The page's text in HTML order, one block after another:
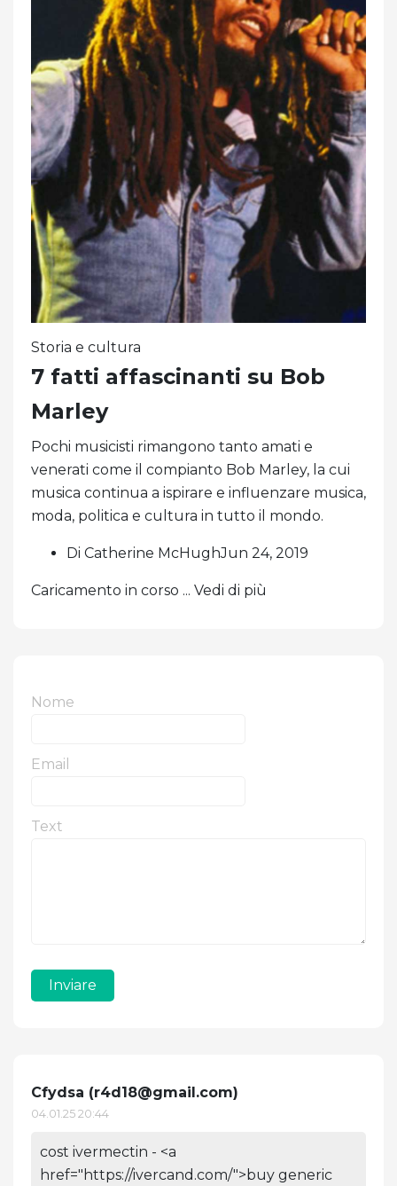
Storia e cultura
7 fatti affascinanti su Bob
Marley
Pochi musicisti rimangono tanto amati e
venerati come il compianto Bob Marley, la cui
musica continua a ispirare e influenzare musica,
moda, politica e cultura in tutto il mondo.
Di Catherine McHughJun 24, 2019
Caricamento in corso ... Vedi di più
Nome
Email
Text
Inviare
Cfydsa (r4d18@gmail.com)
04.01.25 20:44
cost ivermectin - <a
href="https://ivercand.com/">buy generic